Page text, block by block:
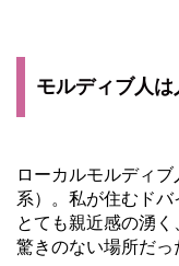
モルディブ人
ローカルモルディ
系）。私が住むド
とても親近感の湧
驚きのない場所だっ